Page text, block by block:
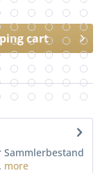
cart
Sammlerbestand
more